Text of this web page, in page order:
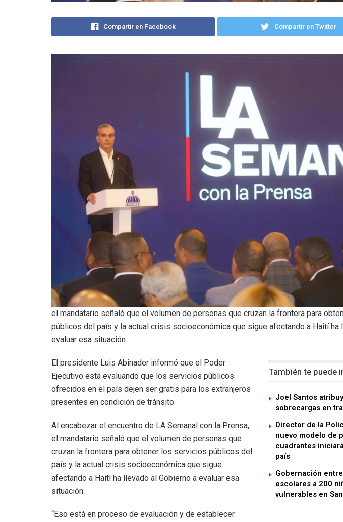
Compartir en Facebook Compartir en Twitter
el mandatario señaló que el volumen de personas que cruzan la frontera para
públicos del país y la actual crisis socioeconómica que sigue afectando a Haití ha
evaluar esa situación.
También te puede
Joel Santos
sobrecargas en
Director de la
nuevo modelo de
cuadrantes
país
Gobernación
escolares a 200
vulnerables en
El presidente Luis Abinader informó que el Poder
Ejecutivo está evaluando que los servicios públicos
ofrecidos en el país dejen ser gratis para los extranjeros
presentes en condición de tránsito.
Al encabezar el encuentro de LA Semanal con la Prensa,
el mandatario señaló que el volumen de personas que
cruzan la frontera para obtener los servicios públicos del
país y la actual crisis socioeconómica que sigue
afectando a Haití ha llevado al Gobierno a evaluar esa
situación.
“Eso está en proceso de evaluación y de establecer